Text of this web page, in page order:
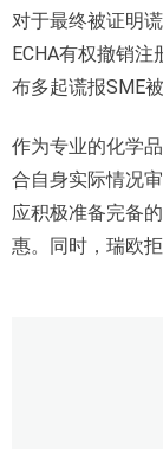
对于最终被证明
ECHA有权撤销
布多起谎报SME
作为专业的化学
合自身实际情况
应积极准备完备
惠。同时，瑞欧